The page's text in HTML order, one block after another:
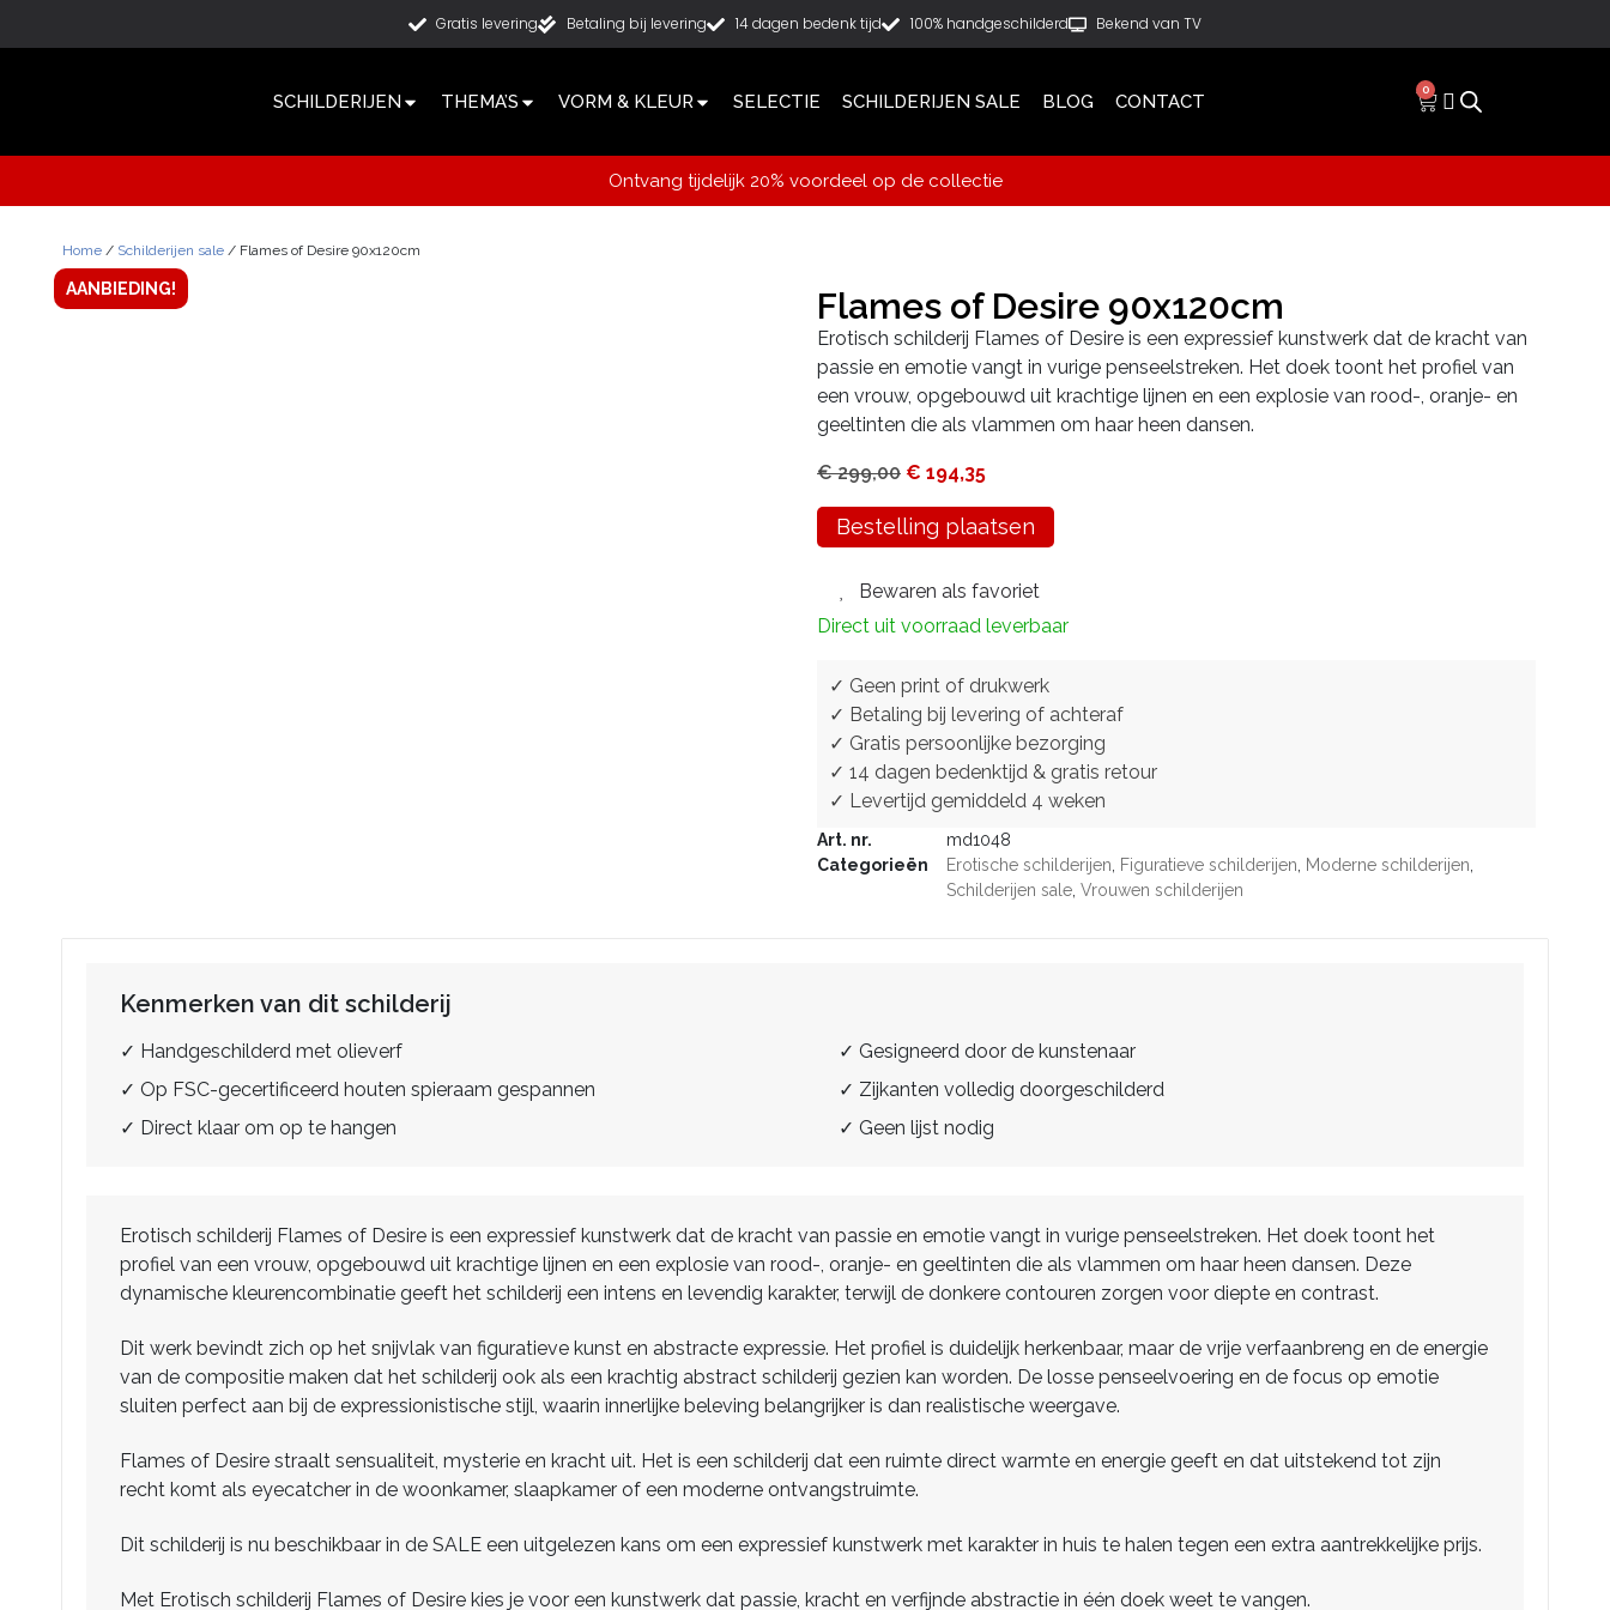
Gratis levering Betaling bij levering 14 dagen bedenk tijd 100% handgeschilderd Bekend van TV
SCHILDERIJEN THEMA’S VORM & KLEUR SELECTIE SCHILDERIJEN SALE BLOG CONTACT
0
Ontvang tijdelijk 20% voordeel op de collectie
Home / Schilderijen sale / Flames of Desire 90x120cm
AANBIEDING! Flames of Desire 90x120cm
Erotisch schilderij Flames of Desire is een expressief kunstwerk dat de kracht van
passie en emotie vangt in vurige penseelstreken. Het doek toont het profiel van
een vrouw, opgebouwd uit krachtige lijnen en een explosie van rood-, oranje- en
geeltinten die als vlammen om haar heen dansen.
€299,00 € 194,35
Bestelling plaatsen
Bewaren als favoriet
Direct uit voorraad leverbaar
✓ Geen print of drukwerk
✓ Betaling bij levering of achteraf
✓ Gratis persoonlijke bezorging
✓ 14 dagen bedenktijd & gratis retour
✓ Levertijd gemiddeld 4 weken
Art. nr.
md1048
Categorieën
Erotische schilderijen Figuratieve schilderijen Moderne schilderijen
Schilderijen sale Vrouwen schilderijen
Kenmerken van dit schilderij
✓ Handgeschilderd met olieverf
✓ Gesigneerd door de kunstenaar
✓ Op FSC-gecertificeerd houten spieraam gespannen
✓ Zijkanten volledig doorgeschilderd
✓ Direct klaar om op te hangen
✓ Geen lijst nodig
Erotisch schilderij Flames of Desire is een expressief kunstwerk dat de kracht van passie en emotie vangt in vurige penseelstreken. Het doek toont het
profiel van een vrouw, opgebouwd uit krachtige lijnen en een explosie van rood-, oranje- en geeltinten die als vlammen om haar heen dansen. Deze
dynamische kleurencombinatie geeft het schilderij een intens en levendig karakter, terwijl de donkere contouren zorgen voor diepte en contrast.
Dit werk bevindt zich op het snijvlak van figuratieve kunst en abstracte expressie. Het profiel is duidelijk herkenbaar, maar de vrije verfaanbreng en de energie
van de compositie maken dat het schilderij ook als een krachtig abstract schilderij gezien kan worden. De losse penseelvoering en de focus op emotie
sluiten perfect aan bij de expressionistische stijl, waarin innerlijke beleving belangrijker is dan realistische weergave.
Flames of Desire straalt sensualiteit, mysterie en kracht uit. Het is een schilderij dat een ruimte direct warmte en energie geeft en dat uitstekend tot zijn
recht komt als eyecatcher in de woonkamer, slaapkamer of een moderne ontvangstruimte.
Dit schilderij is nu beschikbaar in de SALE een uitgelezen kans om een expressief kunstwerk met karakter in huis te halen tegen een extra aantrekkelijke prijs.
Met Erotisch schilderij Flames of Desire kies je voor een kunstwerk dat passie, kracht en verfijnde abstractie in één doek weet te vangen.